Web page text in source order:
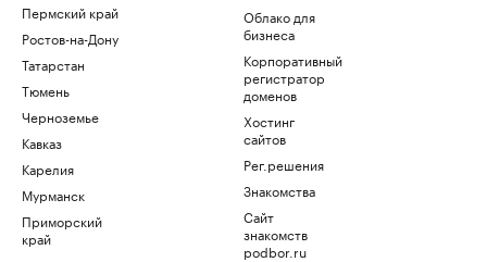
Пермский край
Ростов-на-Дону
Татарстан
Тюмень
Черноземье
Кавказ
Карелия
Мурманск
Приморский
край
Облако для
бизнеса
Корпоративный
регистратор
доменов
Хостинг
сайтов
Рег.решения
Знакомства
Сайт
знакомств
podbor.ru